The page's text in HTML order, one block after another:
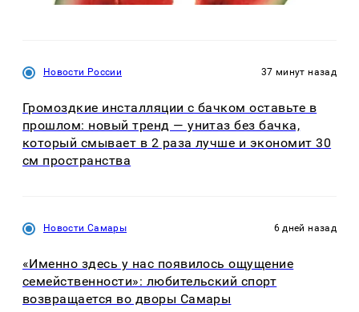
Новости России 37 минут назад
Громоздкие инсталляции с бачком оставьте в
прошлом: новый тренд — унитаз без бачка,
который смывает в 2 раза лучше и экономит 30
см пространства
Новости Самары 6 дней назад
«Именно здесь у нас появилось ощущение
семейственности»: любительский спорт
возвращается во дворы Самары